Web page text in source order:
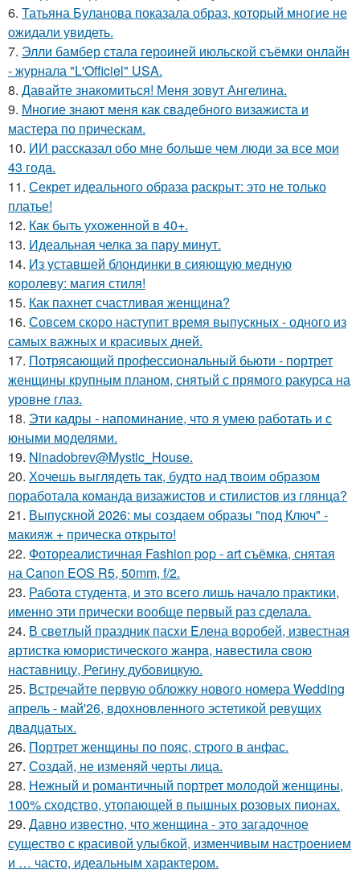
6. Татьяна Буланова показала образ, который многие не
ожидали увидеть.
7. Элли бамбер стала героиней июльской съёмки онлайн
- журнала "L'Officiel" USA.
8. Давайте знакомиться! Меня зовут Ангелина.
9. Многие знают меня как свадебного визажиста и
мастера по прическам.
10. ИИ рассказал обо мне больше чем люди за все мои
43 года.
11. Секрет идеального образа раскрыт: это не только
платье!
12. Как быть ухоженной в 40+.
13. Идеальная челка за пару минут.
14. Из уставшей блондинки в сияющую медную
королеву: магия стиля!
15. Как пахнет счастливая женщина?
16. Совсем скоро наступит время выпускных - одного из
самых важных и красивых дней.
17. Потрясающий профессиональный бьюти - портрет
женщины крупным планом, снятый с прямого ракурса на
уровне глаз.
18. Эти кадры - напоминание, что я умею работать и с
юными моделями.
19. Ninadobrev@Mystic_House.
20. Хочешь выглядеть так, будто над твоим образом
поработала команда визажистов и стилистов из глянца?
21. Выпускной 2026: мы создаем образы "под Ключ" -
макияж + прическа открыто!
22. Фотореалистичная Fashion pop - art съёмка, снятая
на Canon EOS R5, 50mm, f/2.
23. Работа студента, и это всего лишь начало практики,
именно эти прически вообще первый раз сделала.
24. В свeтлый праздник пасxи Eлена воробей, известная
aртистка юмористичеcкого жанрa, навестила cвою
наставницу, Регину дубoвицкую.
25. Встречайте первую обложку нового номера Wedding
апрель - май'26, вдохновленного эстетикой ревущих
двадцатых.
26. Портрет женщины по пояс, строго в анфас.
27. Создай, не изменяй черты лица.
28. Нежный и романтичный портрет молодой женщины,
100% сходство, утопающей в пышных розовых пионах.
29. Давно известно, что женщина - это загадочное
существо с красивой улыбкой, изменчивым настроением
и … часто, идеальным характером.